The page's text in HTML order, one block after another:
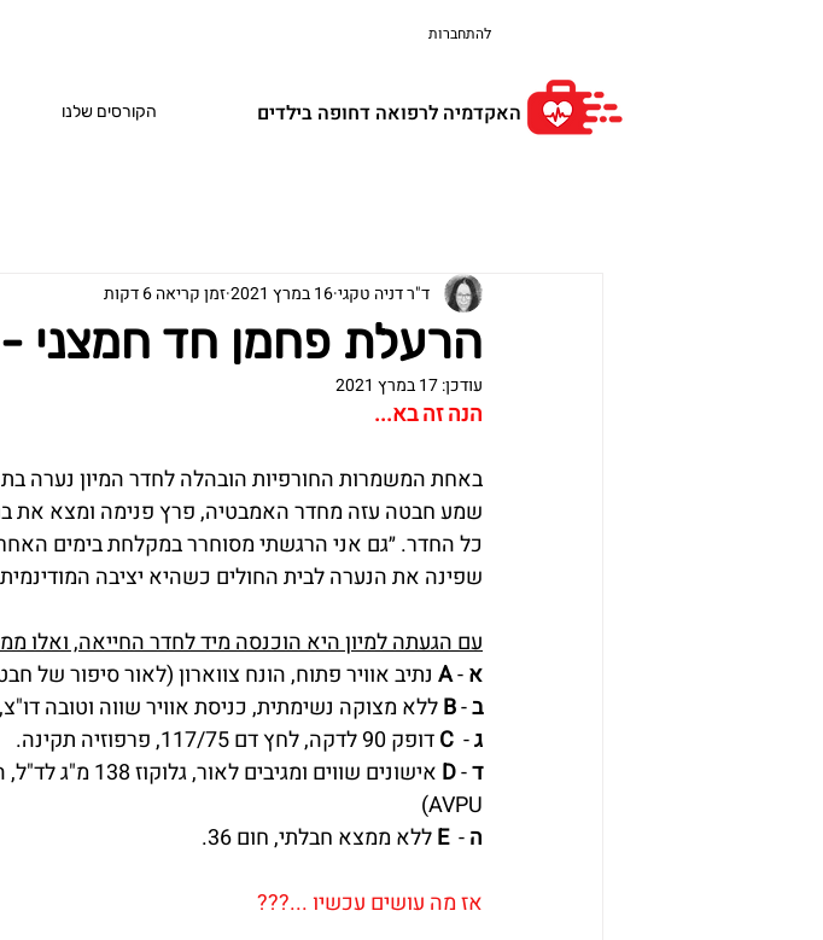
הקורסים שלנו
להתחברות
האקדמיה לרפואה דחופה בילדים
הרעלת פחמן חד חמצני - Carbon Monoxid
ד"ר דניה טקגי16 במרץ 2021 זמן קריאה 6 דקות
עודכן:17 במרץ 2021
הנה זה בא...
שמע חבטה עזה מחדר האמבטיה, פרץ פנימה ומצא את
כל החדר. ״גם אני הרגשתי מסוחרר במקלחת בימים
שפינה את הנערה לבית החולים כשהיא יציבה
עם הגעתה למיון היא הוכנסה מיד לחדר החייאה, ואלו
א -
A נתיב אוויר פתוח, הונח צווארון (לאור סיפור של
ב -
B ללא מצוקה נשימתית, כניסת אוויר שווה וטובה דו"צ, סטורציה 100% עם חמצן
ג -
C דופק 90 לדקה, לחץ דם 117/75, פרפוזיה תקינה.
ד -
D
AVPU)
ה -
E ללא ממצא חבלתי, חום 36.
אז מה עושים עכשיו ...???